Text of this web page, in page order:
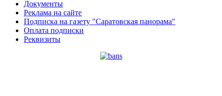
Документы
Реклама на сайте
Подписка на газету "Саратовская панорама"
Оплата подписки
Реквизиты